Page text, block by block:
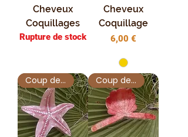
Cheveux
Coquillages
Rupture de stock
Cheveux
Coquillage
Prix
6,00 €
Coup de Cœur Coup de Cœur